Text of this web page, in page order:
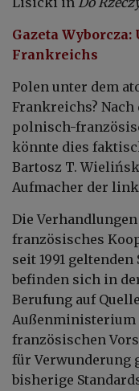
Gazeta
Frankreichs
Polen unter dem
Frankreichs?
polnisch-
könnte dies
Bartosz T.
Aufmacher der
Die
französisches
seit 1991
befinden sich in
Berufung auf
Außenministerium
französischen
für Verwunderung
bisherige